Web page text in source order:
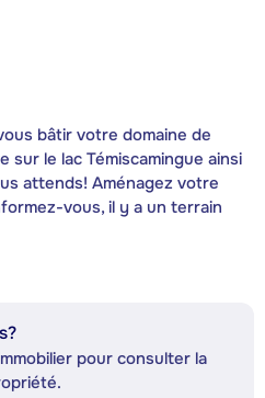
bâtir votre domaine de
sur le lac Témiscamingue ainsi
attends! Aménagez votre
vous, il y a un terrain
pour consulter la